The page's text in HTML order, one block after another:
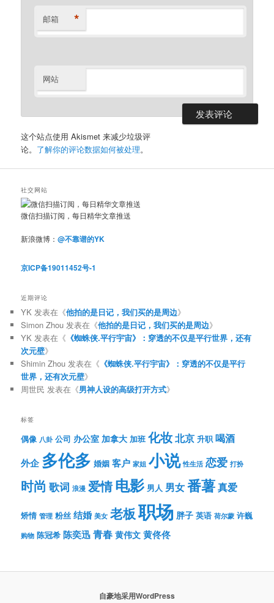
邮箱 *
网站
这个站点使用 Akismet 来减少垃圾评
论。 了解你的评论数据如何被处理。
社交网站
微信扫描订阅，每日精华文章推送
新浪微博：@不靠谱的YK
京ICP备19011452号-1
近期评论
YK 发表在《他拍的是日记，我们买的是周边》
Simon Zhou 发表在《他拍的是日记，我们买的是周边》
YK 发表在《 《蜘蛛侠.平行宇宙》：穿透的不仅是平行世界，还有
次元壁》
Shimin Zhou 发表在《 《蜘蛛侠.平行宇宙》：穿透的不仅是平行
世界，还有次元壁》
周世民 发表在《男神人设的高级打开方式》
标签
偶像 八卦 公司 办公室 加拿大 加班 化妆北京 升职 喝酒
外企 多伦多 婚姻 客户 家姐 小说 性生活 恋爱 打扮
时尚 歌词 浪漫 爱情电影 男人 男女番薯真爱
矫情 管理 粉丝 结婚 美女 老板职场 胖子 英语 荷尔蒙 许巍
购物 陈冠希 陈奕迅 青春 黄伟文 黄佟佟
自豪地采用WordPress